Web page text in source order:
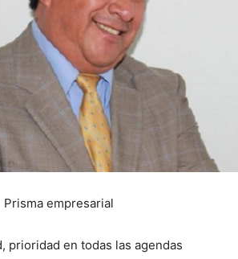
Prisma empresarial
prioridad en todas las agendas